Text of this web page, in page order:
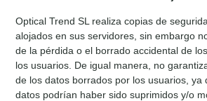
Optical Trend SL realiza copias de
alojados en sus servidores, sin embargo
de la pérdida o el borrado accidental de
los usuarios. De igual manera, no
de los datos borrados por los usuarios, ya
datos podrían haber sido suprimidos y/o